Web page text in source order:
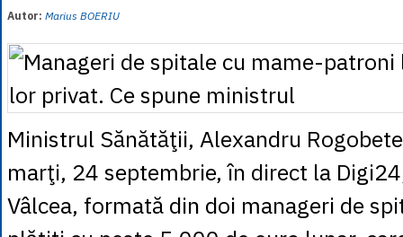
= 0.2227
1 NOK= 0.4191
1 RSD= 0.0425
1 RUB = 0.0530
1 SEK= 0.4526
1 TRY
= 0.1141
1 UAH = 0.1048
1 XDR
= 5.9383
1 ZAR = 0.2318
Autor: Marius BOERIU
Ministrul Sănătăţii, Alexandru
marţi, 24 septembrie, în direct la
Vâlcea, formată din doi manageri de